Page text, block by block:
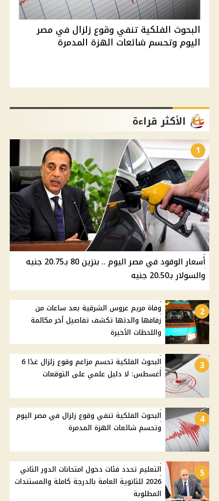
البحوث الفلكية تنفي وقوع زلزال في مصر
اليوم وتحسم شائعات الهزة المدمرة
الأكثر قراءة
1
أسعار الوقود في مصر اليوم .. بنزين 80 بـ20.75 جنيه
والسولار بـ20.50 جنيه
2
وفاة مريم عروس الشرقية بعد ساعات من
زفافها والدتها تكشف تفاصيل أخر مكالمة
واللحظات الأخيرة
3
البحوث الفلكية تحسم مزاعم وقوع زلزال غدًا 6
أغسطس: لا دليل علمي على التوقعات
4
البحوث الفلكية تنفي وقوع زلزال في مصر اليوم
وتحسم شائعات الهزة المدمرة
5
التعليم تحدد فئات دخول امتحانات الدور الثاني
2026 للثانوية العامة بالدرجة كاملة والمستندات
المطلوبة